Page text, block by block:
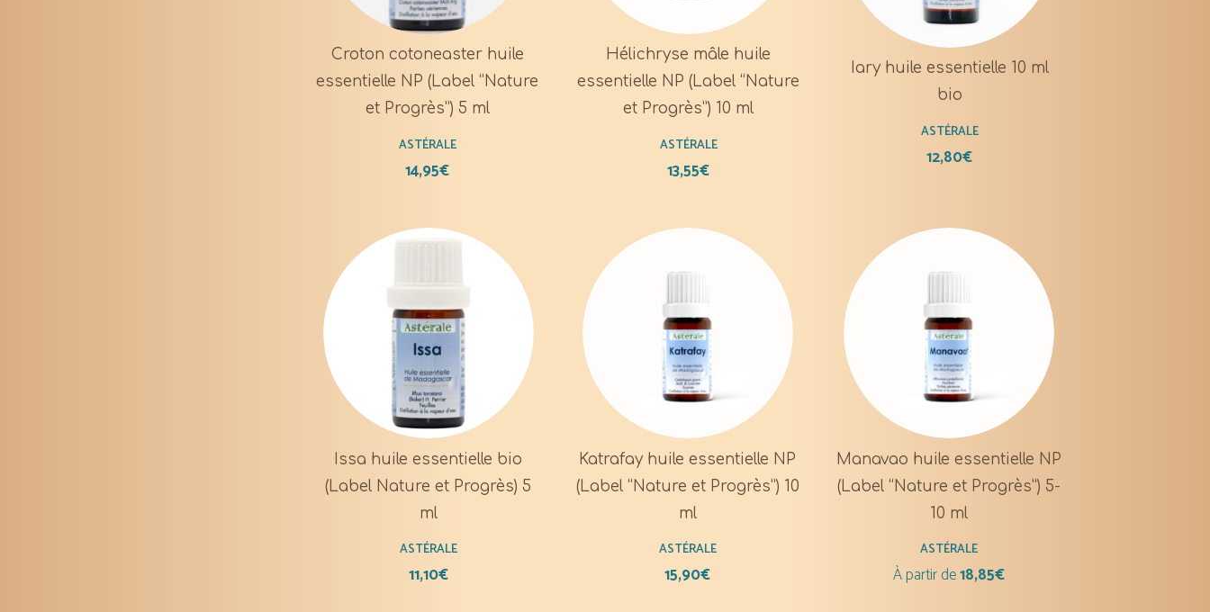
Croton cotoneaster huile
essentielle NP (Label “Nature
et Progrès”) 5 ml
ASTÉRALE
14,95€
Hélichryse mâle huile
essentielle NP (Label “Nature
et Progrès”) 10 ml
ASTÉRALE
13,55€
Iary huile essentielle 10 ml
bio
ASTÉRALE
12,80€
Issa huile essentielle bio
(Label Nature et Progrès) 5
ml
ASTÉRALE
11,10€
Katrafay huile essentielle NP
(Label “Nature et Progrès”) 10
ml
ASTÉRALE
15,90€
Manavao huile essentielle NP
(Label “Nature et Progrès”) 5-
10 ml
ASTÉRALE
À partir de18,85€